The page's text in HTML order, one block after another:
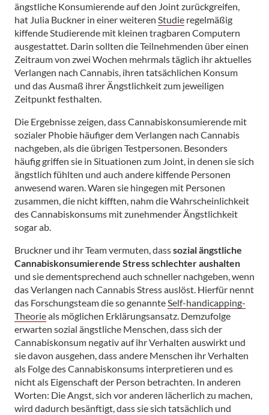
ängstliche Konsumierende auf den Joint zurückgreifen,
hat Julia Buckner in einer weiteren Studie regelmäßig
kiffende Studierende mit kleinen tragbaren Computern
ausgestattet. Darin sollten die Teilnehmenden über einen
Zeitraum von zwei Wochen mehrmals täglich ihr aktuelles
Verlangen nach Cannabis, ihren tatsächlichen Konsum
und das Ausmaß ihrer Ängstlichkeit zum jeweiligen
Zeitpunkt festhalten.
Die Ergebnisse zeigen, dass Cannabiskonsumierende mit
sozialer Phobie häufiger dem Verlangen nach Cannabis
nachgeben, als die übrigen Testpersonen. Besonders
häufig griffen sie in Situationen zum Joint, in denen sie sich
ängstlich fühlten und auch andere kiffende Personen
anwesend waren. Waren sie hingegen mit Personen
zusammen, die nicht kifften, nahm die Wahrscheinlichkeit
des Cannabiskonsums mit zunehmender Ängstlichkeit
sogar ab.
Bruckner und ihr Team vermuten, dasssozial ängstliche
Cannabiskonsumierende Stress schlechter aushalten
und sie dementsprechend auch schneller nachgeben, wenn
das Verlangen nach Cannabis Stress auslöst. Hierfür nennt
das Forschungsteam die so genannteSelf-handicapping-
Theorieals möglichen Erklärungsansatz. Demzufolge
erwarten sozial ängstliche Menschen, dass sich der
Cannabiskonsum negativ auf ihr Verhalten auswirkt und
sie davon ausgehen, dass andere Menschen ihr Verhalten
als Folge des Cannabiskonsums interpretieren und es
nicht als Eigenschaft der Person betrachten. In anderen
Worten: Die Angst, sich vor anderen lächerlich zu machen,
wird dadurch besänftigt, dass sie sich tatsächlich und